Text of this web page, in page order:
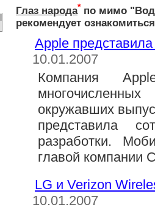
Глаз народа* по мимо "
рекомендует
Apple
10.01.2007
Компания
окружавших
представила
разработки.
главой компании
LG и Verizon
10.01.2007